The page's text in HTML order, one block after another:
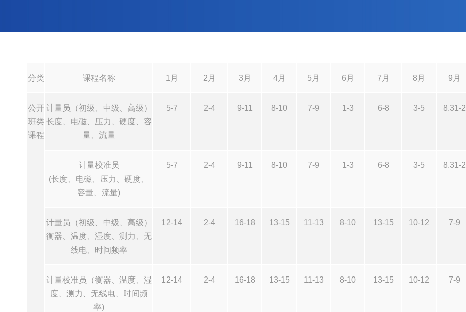
分类 课程名称 1月 2月 3月 4月 5月 6月 7月 8月 9月
公开
班类
课程
计量员（初级、中级、高级）
长度、电磁、压力、硬度、容
量、流量
5-7 2-4 9-11 8-10 7-9 1-3 6-8 3-5 8.31-2
计量校准员
(长度、电磁、压力、硬度、
容量、流量)
5-7 2-4 9-11 8-10 7-9 1-3 6-8 3-5 8.31-2
计量员（初级、中级、高级）
衡器、温度、湿度、测力、无
线电、时间频率
12-14 2-4 16-18 13-15 11-13 8-10 13-15 10-12 7-9
计量校准员（衡器、温度、湿
度、测力、无线电、时间频
率)
12-14 2-4 16-18 13-15 11-13 8-10 13-15 10-12 7-9